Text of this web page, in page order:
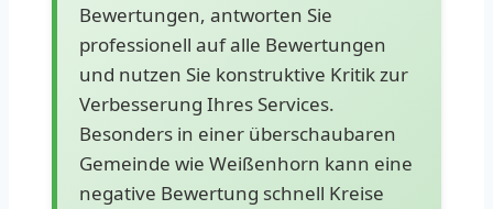
Bewertungen, antworten Sie
professionell auf alle Bewertungen
und nutzen Sie konstruktive Kritik zur
Verbesserung Ihres Services.
Besonders in einer überschaubaren
Gemeinde wie Weißenhorn kann eine
negative Bewertung schnell Kreise